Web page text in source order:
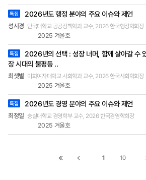
래’이다. 이러한 미
런 미래를 성공적으
게 학습하고 재도전
중요하다. 이러한 인
국가혁신체계의 혁
분야의 발전을 토대
큰 영향을 미칠 기술
지능(AI), 첨단 바이
혁신에 어떻게 영향
Purpose
구조를 보완하는 데
특집 2026년도 행정 분야의 주요 이슈와 제언
성시경 단국대학교 공공정책학과 교수, 2026 한국행정학회장
2025 겨울호
특집
2026년의 선택 : 성장 너머, 함께 살아갈 수
장 시대의 불평등 ..
최샛별 이화여자대학교 사회학과 교수, 2026 한국사회학회장
2025 겨울호
특집 2026년도 경영 분야의 주요 이슈와 제언
최정일 숭실대학교 경영학부 교수, 2026 한국경영학회장
2025 겨울호
첫
이전
1 10